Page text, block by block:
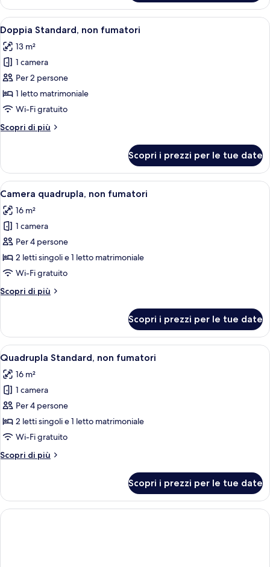
fumatori
con
letti
singoli,
non
fumatori
Apri
tutte
le
foto
per
Doppia
Standard,
fumatori
Una camera d'albergo con un letto
9
Doppia Standard, non fumatori
13 m²
1 camera
Per 2 persone
1 letto matrimoniale
Wi-Fi gratuito
Scopri di più
Altri
Standard,
non
fumatori
Scopri i prezzi per le tue date
Apri
tutte
le
foto
per
Camera
quadrupla,
fumatori
Una camera d'albergo con due letti,
5
Camera quadrupla, non fumatori
16 m²
1 camera
Per 4 persone
2 letti singoli e 1 letto matrimoniale
Wi-Fi gratuito
Scopri di più
Altri
quadrupla,
non
fumatori
Scopri i prezzi per le tue date
Apri
tutte
le
foto
per
Quadrupla
Standard,
fumatori
Una camera d'albergo con due letti,
5
Quadrupla Standard, non fumatori
16 m²
1 camera
Per 4 persone
2 letti singoli e 1 letto matrimoniale
Wi-Fi gratuito
Scopri di più
Altri
Standard,
non
fumatori
Scopri i prezzi per le tue date